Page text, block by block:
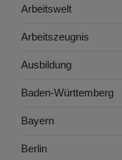
Arbeitswelt
Arbeitszeugnis
Ausbildung
Baden-Württemberg
Bayern
Berlin